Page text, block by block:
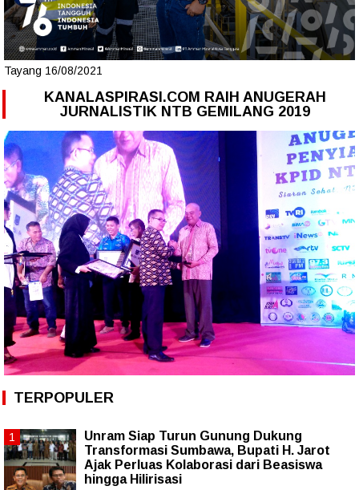
Tayang 16/08/2021
KANALASPIRASI.COM RAIH ANUGERAH
JURNALISTIK NTB GEMILANG 2019
TERPOPULER
Unram Siap Turun Gunung Dukung
Transformasi Sumbawa, Bupati H. Jarot
Ajak Perluas Kolaborasi dari Beasiswa
hingga Hilirisasi